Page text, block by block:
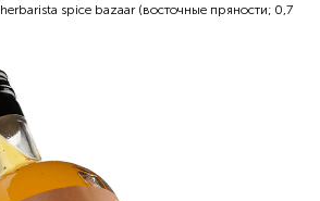
herbarista spice bazaar (восточные пряности; 0,7